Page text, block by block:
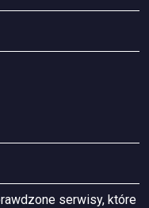
serwisy, które